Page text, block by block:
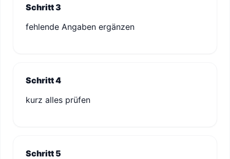
Schritt 3
fehlende Angaben ergänzen
Schritt 4
kurz alles prüfen
Schritt 5